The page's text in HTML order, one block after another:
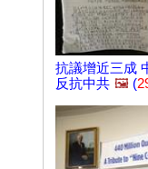
抗議增近三成
反抗中共 🖼️ (